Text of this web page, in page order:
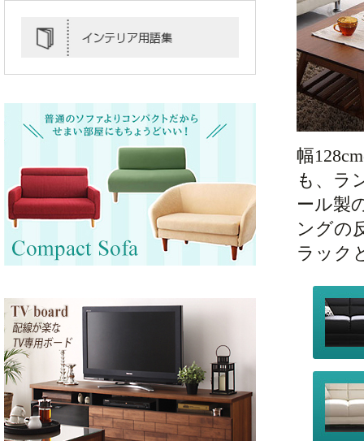
幅
も、ラ
ール製
ングの
ラック